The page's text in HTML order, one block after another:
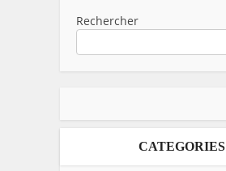
Rechercher
CATEGORIES